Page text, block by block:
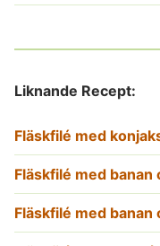
Liknande Recept:
Fläskfilé med
Fläskfilé med banan
Fläskfilé med